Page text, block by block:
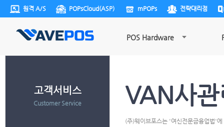
원격 A/S POPsCloud(ASP) mPOPs 전략대리점
POS Hardware
고객서비스
Customer Service VAN사
(주)웨이브포스는 '여신전문금융업법'